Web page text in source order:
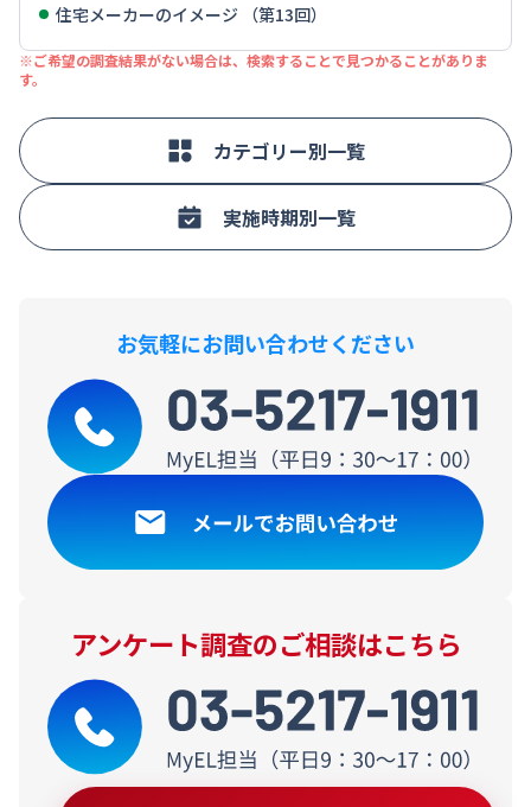
住宅メーカーのイメージ （第13回）
※ご希望の調査結果がない場合は、検索することで見つかることがありま
す。
カテゴリー別一覧
実施時期別一覧
お気軽にお問い合わせください
アンケート調査のご相談はこちら